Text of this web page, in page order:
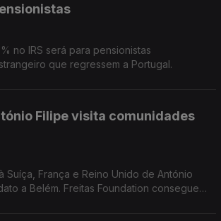
no IRS será para pensionistas
que regressem a Portugal.
Filipe visita comunidades
Suíça, França e Reino Unido de António
a Belém. Freitas Foundation consegue